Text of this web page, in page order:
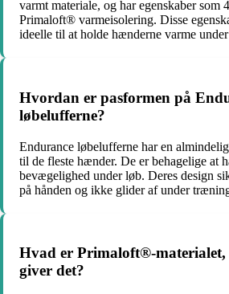
varmt materiale, og har egenskaber som
Primaloft® varmeisolering. Disse
ideelle til at holde hænderne varme
Hvordan er pasformen på
løbelufferne?
Endurance løbelufferne har en
til de fleste hænder. De er behagelige at
bevægelighed under løb. Deres design
på hånden og ikke glider af under
Hvad er Primaloft®-materialet,
giver det?